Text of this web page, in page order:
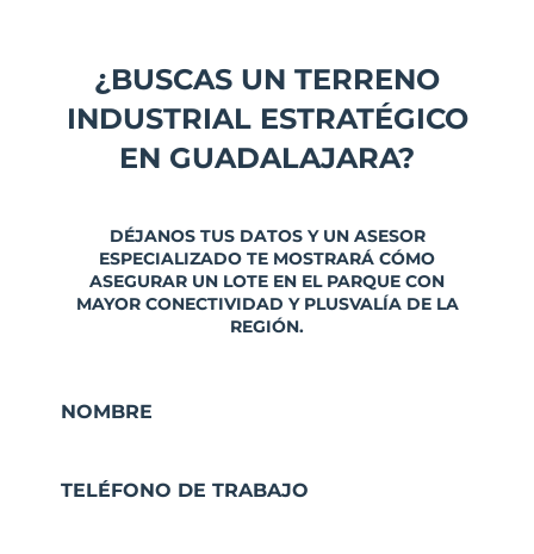
¿BUSCAS UN TERRENO
INDUSTRIAL ESTRATÉGICO
EN GUADALAJARA?
DÉJANOS TUS DATOS Y UN ASESOR
ESPECIALIZADO TE MOSTRARÁ CÓMO
ASEGURAR UN LOTE EN EL PARQUE CON
MAYOR CONECTIVIDAD Y PLUSVALÍA DE LA
REGIÓN.
NOMBRE
TELÉFONO DE TRABAJO